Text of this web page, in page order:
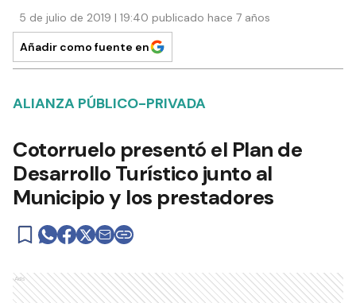
5 de julio de 2019 | 19:40 publicado hace 7 años
Añadir como fuente en
ALIANZA PÚBLICO-PRIVADA
Cotorruelo presentó el Plan de
Desarrollo Turístico junto al
Municipio y los prestadores
Ads